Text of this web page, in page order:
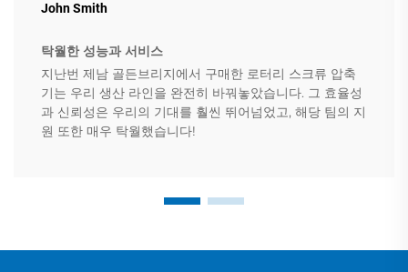
John Smith
탁월한 성능과 서비스
지난번 제남 골든브리지에서 구매한 로터리 스크류 압축
기는 우리 생산 라인을 완전히 바꿔놓았습니다. 그 효율성
과 신뢰성은 우리의 기대를 훨씬 뛰어넘었고, 해당 팀의 지
원 또한 매우 탁월했습니다!